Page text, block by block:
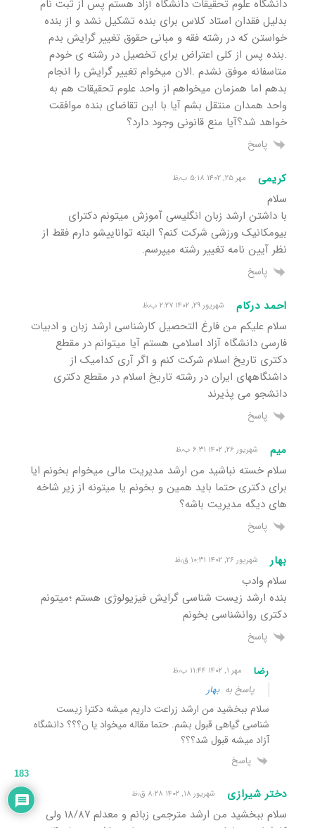
دانشگاه علوم تحقیقات دانشگاه آزاد هستم پس از ثبت نام
بدلیل فقدان استاد کلاس برای بنده تشکیل نشد و از بنده
خواستن که در رشته فقه و مبانی حقوق تغییر گرایش بدم
.بنده پس از کلی اعتراض برای تخصیل در رشته ی خودم
متاسفانه موفق نشدم .الان میخوام تغییر گرایش را انجام
بدهم اما همزمان میخواهم از واحد علوم تحقیقات هم به
واحد همدان منتقل بشم آیا با این تقاضای بنده موافقت
خواهد شد؟آیا منع قانونی وجود دارد؟
پاسخ
کریمی مهر ۲۵, ۱۴۰۲ ۵:۱۸ ب٫ظ
سلام
با داشتن ارشد زبان انگلیسی آموزش میتونم دکترای
بیومکانیک ورزشی شرکت کنم؟ البته تواناییشو دارم فقط از
نظر آیین نامه تغییر رشته میپرسم.
پاسخ
احمد درکام شهریور ۲۹, ۱۴۰۲ ۲:۲۷ ب٫ظ
سلام علیکم من فارغ التحصیل کارشناسی ارشد زبان و ادبیات
فارسی دانشگاه آزاد اسلامی هستم آیا میتوانم در مقطع
دکتری تاریخ اسلام شرکت کنم و اگر آری کدامیک از
داشنگاههای ایران در رشته تاریخ اسلام در مقطع دکتری
دانشجو می پذیرند
پاسخ
میم شهریور ۲۶, ۱۴۰۲ ۶:۳۱ ب٫ظ
سلام خسته نباشید من ارشد مدیریت مالی میخوام بخونم ایا
برای دکتری حتما باید همین و بخونم یا میتونه از زیر شاخه
های دیگه مدیریت باشه؟
پاسخ
بهار شهریور ۲۶, ۱۴۰۲ ۱۰:۳۱ ق٫ظ
سلام وادب
بنده ارشد زیست شناسی گرایش فیزیولوژی هستم ؛میتونم
دکتری روانشناسی بخونم
پاسخ
رضا مهر ۱, ۱۴۰۲ ۱۱:۴۴ ب٫ظ
پاسخ بهبهار
سلام ببخشید من ارشد زراعت داریم میشه دکترا زیست
شناسی گیاهی قبول بشم. حتما مقاله میخواد یا ن؟؟؟ دانشگاه
آزاد میشه قبول شد؟؟؟
پاسخ
دختر شیرازی شهریور ۱۸, ۱۴۰۲ ۸:۲۸ ق٫ظ
سلام ببخشید من ارشد مترجمی زبانم و معدلم ۱۸/۸۷ ولی
183